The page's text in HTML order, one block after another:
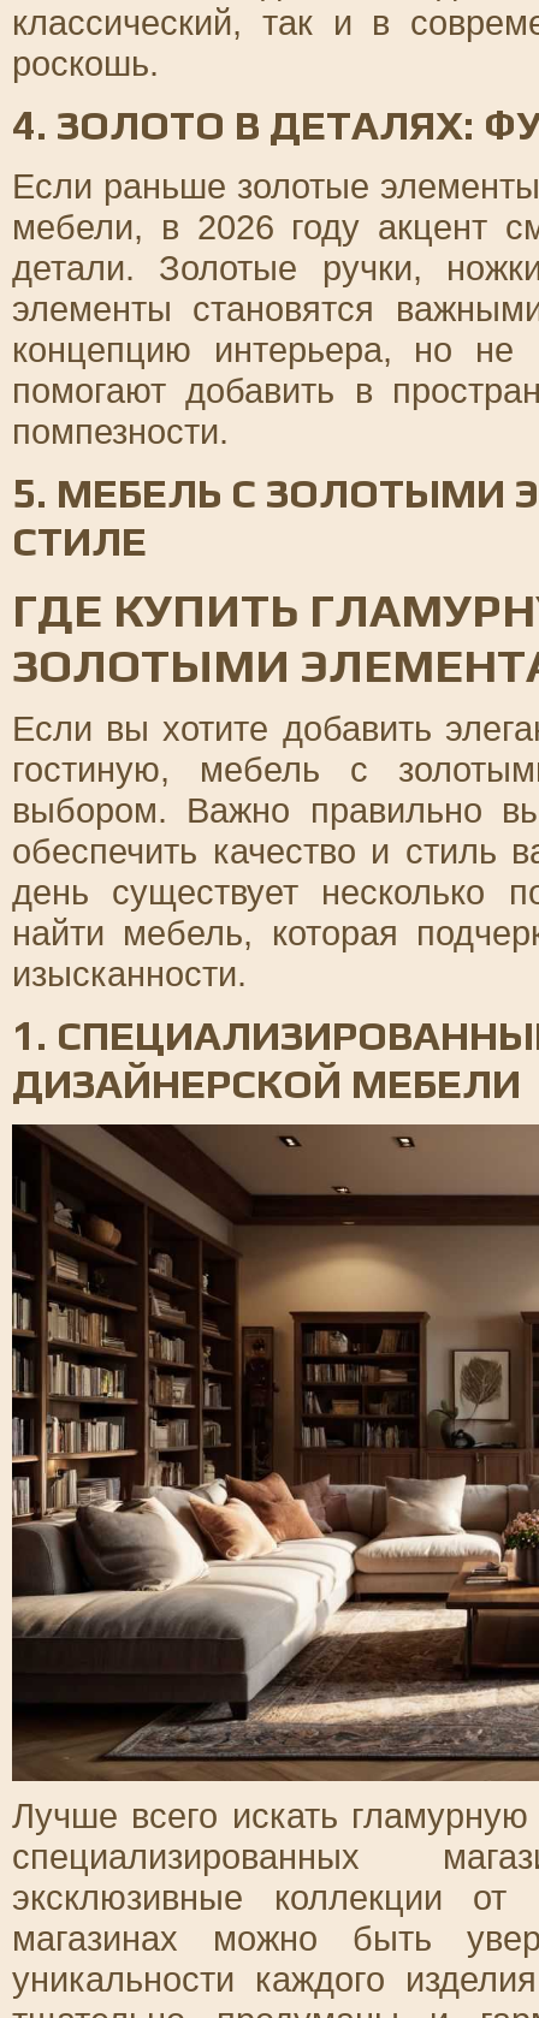
классический, так и в
роскошь.
4. ЗОЛОТО В ДЕТАЛЯХ:
Если раньше золотые
мебели, в 2026 году акцент
детали. Золотые ручки,
элементы становятся
концепцию интерьера, но не
помогают добавить в
помпезности.
5. МЕБЕЛЬ С ЗОЛОТЫМИ
СТИЛЕ
ГДЕ КУПИТЬ
ЗОЛОТЫМИ
Если вы хотите добавить
гостиную, мебель с
выбором. Важно правильно
обеспечить качество и стиль
день существует несколько
найти мебель, которая
изысканности.
1.
ДИЗАЙНЕРСКОЙ МЕБЕЛИ
Лучше всего искать
специализированных
эксклюзивные коллекции
магазинах можно быть
уникальности каждого